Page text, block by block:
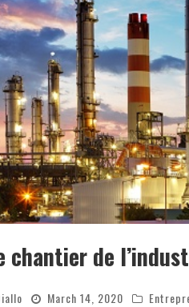
chantier de
March 14, 2020